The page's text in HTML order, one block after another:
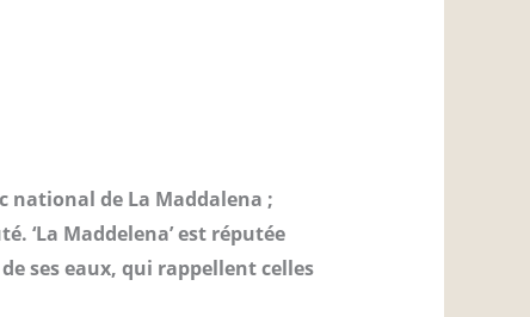
national de La Maddalena ;
‘La Maddelena’ est réputée
ses eaux, qui rappellent celles